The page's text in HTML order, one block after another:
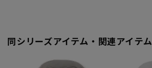
同シリーズアイテム・関連アイテム